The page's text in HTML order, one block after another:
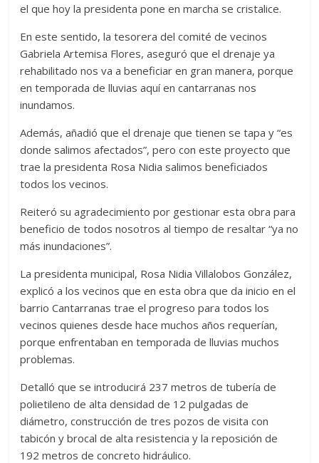
el que hoy la presidenta pone en marcha se cristalice.
En este sentido, la tesorera del comité de vecinos
Gabriela Artemisa Flores, aseguró que el drenaje ya
rehabilitado nos va a beneficiar en gran manera, porque
en temporada de lluvias aquí en cantarranas nos
inundamos.
Además, añadió que el drenaje que tienen se tapa y “es
donde salimos afectados”, pero con este proyecto que
trae la presidenta Rosa Nidia salimos beneficiados
todos los vecinos.
Reiteró su agradecimiento por gestionar esta obra para
beneficio de todos nosotros al tiempo de resaltar “ya no
más inundaciones”.
La presidenta municipal, Rosa Nidia Villalobos González,
explicó a los vecinos que en esta obra que da inicio en el
barrio Cantarranas trae el progreso para todos los
vecinos quienes desde hace muchos años requerían,
porque enfrentaban en temporada de lluvias muchos
problemas.
Detalló que se introducirá 237 metros de tubería de
polietileno de alta densidad de 12 pulgadas de
diámetro, construcción de tres pozos de visita con
tabicón y brocal de alta resistencia y la reposición de
192 metros de concreto hidráulico.